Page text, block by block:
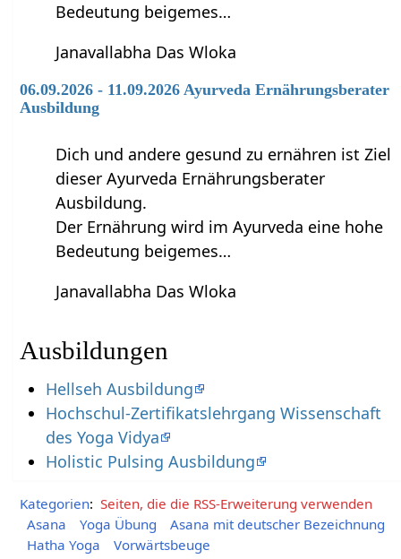
Bedeutung beigemes…
Janavallabha Das Wloka
06.09.2026 - 11.09.2026 Ayurveda Ernährungsberater
Ausbildung
Dich und andere gesund zu ernähren ist Ziel
dieser Ayurveda Ernährungsberater
Ausbildung.
Der Ernährung wird im Ayurveda eine hohe
Bedeutung beigemes…
Janavallabha Das Wloka
Ausbildungen
Hellseh Ausbildung
Hochschul-Zertifikatslehrgang Wissenschaft
des Yoga Vidya
Holistic Pulsing Ausbildung
Kategorien: Seiten, die die RSS-Erweiterung verwenden
Asana
Yoga Übung
Asana mit deutscher Bezeichnung
Hatha Yoga
Vorwärtsbeuge